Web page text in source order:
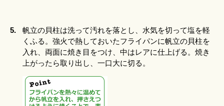
5.
帆立の貝柱は洗って汚れを落とし、水気を切って塩を軽
くふる。強火で熱しておいたフライパンに帆立の貝柱を
入れ、両面に焼き目をつけ、中はレアに仕上げる。焼き
上がったら取り出し、一口大に切る。